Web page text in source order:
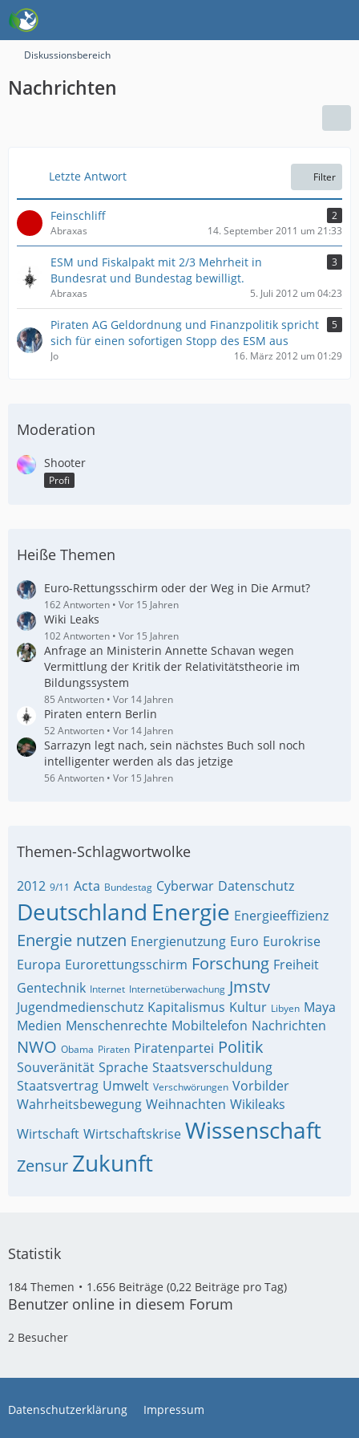
Diskussionsbereich
Nachrichten
Letzte Antwort Filter
Feinschliff
2
Abraxas
14. September 2011 um 21:33
ESM und Fiskalpakt mit 2/3 Mehrheit in
Bundesrat und Bundestag bewilligt.
3
Abraxas 5. Juli 2012 um 04:23
Piraten AG Geldordnung und Finanzpolitik spricht
sich für einen sofortigen Stopp des ESM aus
5
Jo 16. März 2012 um 01:29
Moderation
Shooter
Profi
Heiße Themen
Euro-Rettungsschirm oder der Weg in Die Armut?
162 Antworten Vor 15 Jahren
Wiki Leaks
102 Antworten Vor 15 Jahren
Anfrage an Ministerin Annette Schavan wegen
Vermittlung der Kritik der Relativitätstheorie im
Bildungssystem
85 Antworten Vor 14 Jahren
Piraten entern Berlin
52 Antworten Vor 14 Jahren
Sarrazyn legt nach, sein nächstes Buch soll noch
intelligenter werden als das jetzige
56 Antworten Vor 15 Jahren
Themen-Schlagwortwolke
2012 9/11 Acta Bundestag Cyberwar Datenschutz
Deutschland Energie Energieeffizienz
Energie nutzen Energienutzung Euro Eurokrise
Europa Eurorettungsschirm Forschung Freiheit
Gentechnik Internet Internetüberwachung Jmstv
Jugendmedienschutz Kapitalismus Kultur Libyen Maya
Medien Menschenrechte Mobiltelefon Nachrichten
NWO Obama Piraten Piratenpartei Politik
Souveränität Sprache Staatsverschuldung
Staatsvertrag Umwelt Verschwörungen Vorbilder
Wahrheitsbewegung Weihnachten Wikileaks
Wirtschaft Wirtschaftskrise Wissenschaft
Zensur Zukunft
Statistik
184 Themen 1.656 Beiträge (0,22 Beiträge pro Tag)
Benutzer online in diesem Forum
2 Besucher
Datenschutzerklärung Impressum